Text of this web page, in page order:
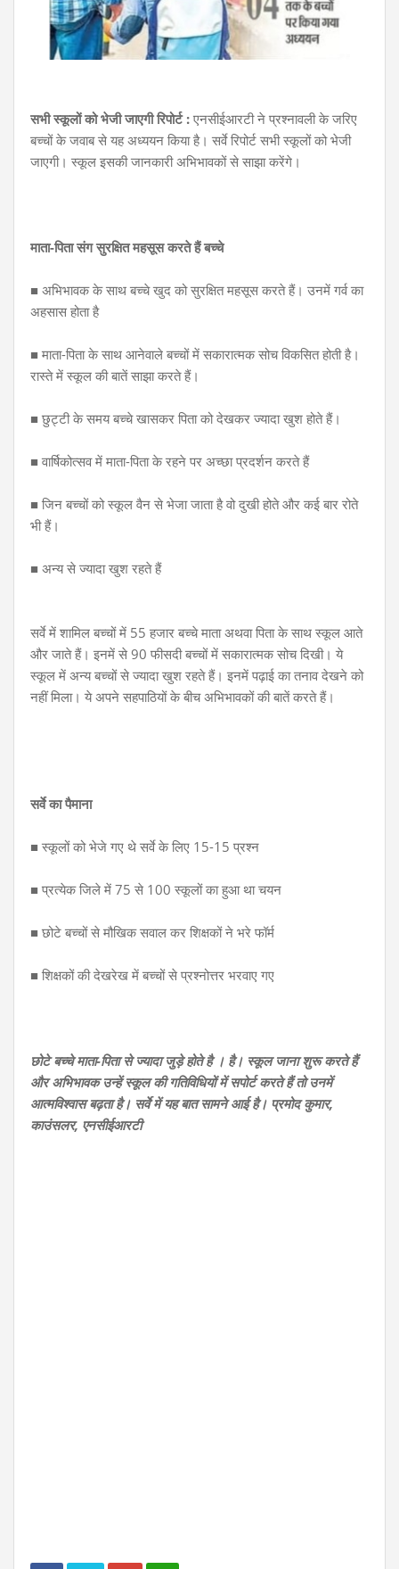
सभी स्कूलों को भेजी जाएगी रिपोर्ट : एनसीईआरटी ने प्रश्नावली के जरिए
बच्चों के जवाब से यह अध्ययन किया है। सर्वे रिपोर्ट सभी स्कूलों को भेजी
जाएगी। स्कूल इसकी जानकारी अभिभावकों से साझा करेंगे।
माता-पिता संग सुरक्षित महसूस करते हैं बच्चे
■ अभिभावक के साथ बच्चे खुद को सुरक्षित महसूस करते हैं। उनमें गर्व का
अहसास होता है
■ माता-पिता के साथ आनेवाले बच्चों में सकारात्मक सोच विकसित होती है।
रास्ते में स्कूल की बातें साझा करते हैं।
■ छुट्टी के समय बच्चे खासकर पिता को देखकर ज्यादा खुश होते हैं।
■ वार्षिकोत्सव में माता-पिता के रहने पर अच्छा प्रदर्शन करते हैं
■ जिन बच्चों को स्कूल वैन से भेजा जाता है वो दुखी होते और कई बार रोते
भी हैं।
■ अन्य से ज्यादा खुश रहते हैं
सर्वे में शामिल बच्चों में 55 हजार बच्चे माता अथवा पिता के साथ स्कूल आते
और जाते हैं। इनमें से 90 फीसदी बच्चों में सकारात्मक सोच दिखी। ये
स्कूल में अन्य बच्चों से ज्यादा खुश रहते हैं। इनमें पढ़ाई का तनाव देखने को
नहीं मिला। ये अपने सहपाठियों के बीच अभिभावकों की बातें करते हैं।
सर्वे का पैमाना
■ स्कूलों को भेजे गए थे सर्वे के लिए 15-15 प्रश्न
■ प्रत्येक जिले में 75 से 100 स्कूलों का हुआ था चयन
■ छोटे बच्चों से मौखिक सवाल कर शिक्षकों ने भरे फॉर्म
■ शिक्षकों की देखरेख में बच्चों से प्रश्नोत्तर भरवाए गए
छोटे बच्चे माता-पिता से ज्यादा जुड़े होते है । है। स्कूल जाना शुरू करते हैं
और अभिभावक उन्हें स्कूल की गतिविधियों में सपोर्ट करते हैं तो उनमें
आत्मविश्वास बढ़ता है। सर्वे में यह बात सामने आई है। प्रमोद कुमार,
काउंसलर, एनसीईआरटी